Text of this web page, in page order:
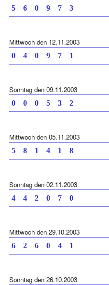
5 6 0 9 7 3
Mittwoch den 12.11.2003
0 4 0 9 7 1
Sonntag den 09.11.2003
0 0 0 5 3 2
Mittwoch den 05.11.2003
5 8 1 4 1 8
Sonntag den 02.11.2003
4 4 2 0 7 0
Mittwoch den 29.10.2003
6 2 6 0 4 1
Sonntag den 26.10.2003